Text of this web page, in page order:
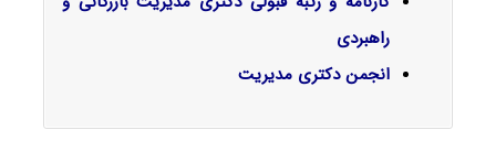
راهبردی
انجمن دکتری مدیریت